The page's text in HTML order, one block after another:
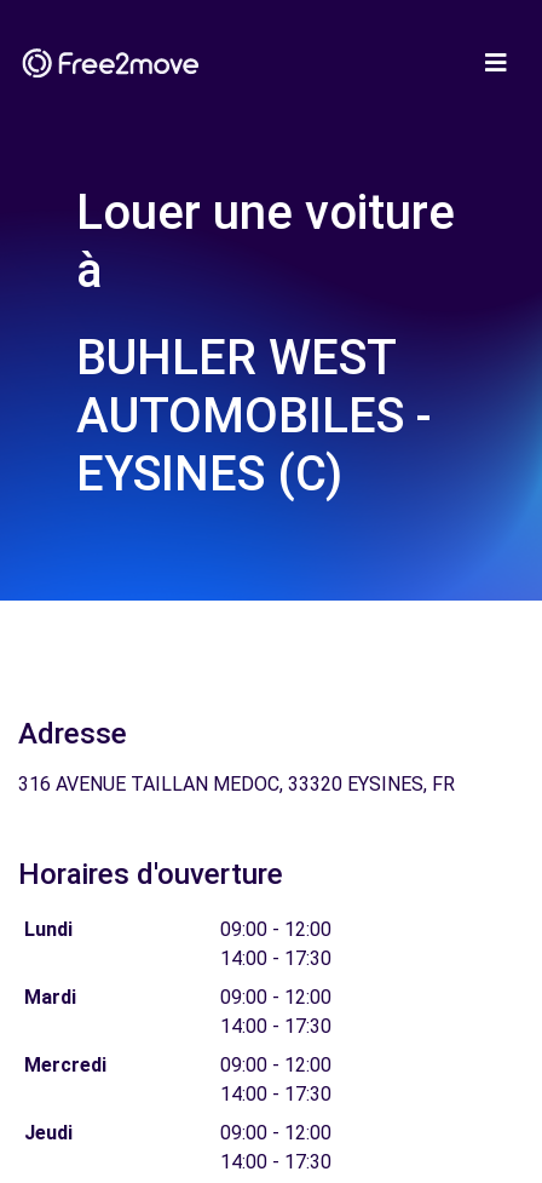
Louer une voiture
à
BUHLER WEST
AUTOMOBILES -
EYSINES (C)
Adresse
316 AVENUE TAILLAN MEDOC, 33320 EYSINES, FR
Horaires d'ouverture
Lundi
09:00 - 12:00
14:00 - 17:30
Mardi
09:00 - 12:00
14:00 - 17:30
Mercredi
09:00 - 12:00
14:00 - 17:30
Jeudi
09:00 - 12:00
14:00 - 17:30